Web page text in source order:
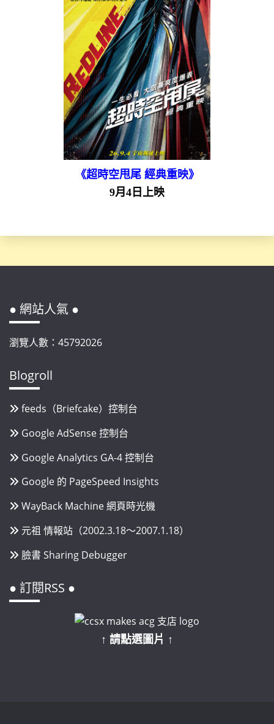
《超時空甩尾 經典重映》
9月4日上映
● 網站人氣 ●
瀏覽人數：45792026
Blogroll
feeds（Briefcake）控制台
Google AdSense 控制台
Google Analytics GA-4 控制台
Google 的 PageSpeed Insights
WayBack Machine 網頁時光機
元祖 情報站（2002.3.18～2007.1.18）
臉書 Sharing Debugger
● 訂閱RSS ●
↑ 請點選圖片 ↑